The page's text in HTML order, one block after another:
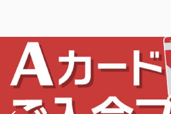
2 1~2名
セミダブルサイズ / 幅100-120cm×2
Wi-Fiあり（無料）